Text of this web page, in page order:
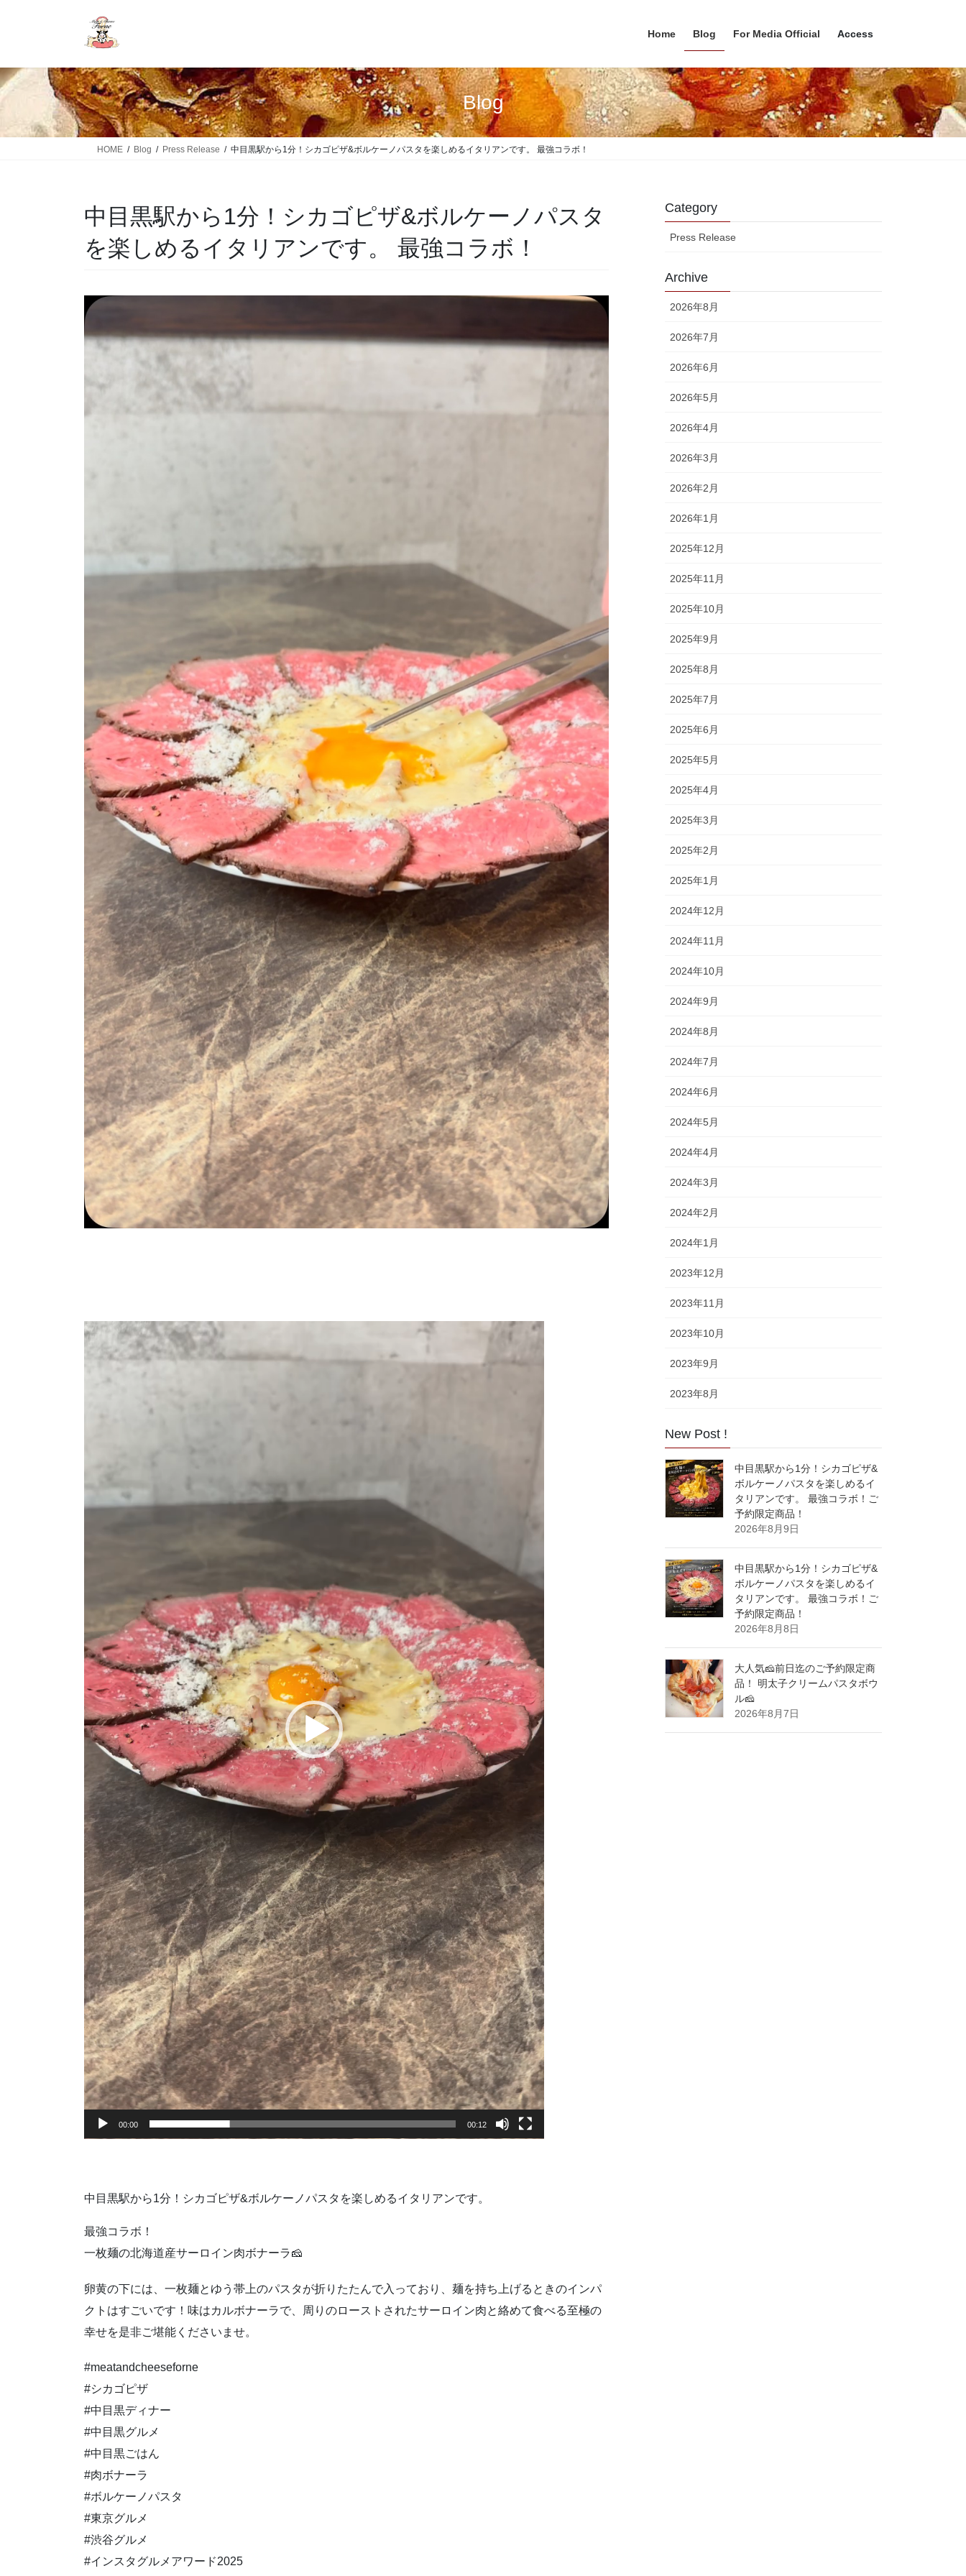
Home Blog For Media Official Access
Blog
HOME Blog Press Release 中目黒駅から1分！シカゴピザ&ボルケーノパスタを楽しめるイタリアンです。 最強コラボ！
中目黒駅から1分！シカゴピザ&ボルケーノパスタ
を楽しめるイタリアンです。 最強コラボ！
動
画
00:00 00:12
中目黒駅から1分！シカゴピザ&ボルケーノパスタを楽しめるイタリアンです。
最強コラボ！
一枚麺の北海道産サーロイン肉ボナーラ🧀
卵黄の下には、一枚麺とゆう帯上のパスタが折りたたんで入っており、麺を持ち上げるときのインパ
クトはすごいです！味はカルボナーラで、周りのローストされたサーロイン肉と絡めて食べる至極の
幸せを是非ご堪能くださいませ。
#meatandcheeseforne
#シカゴピザ
#中目黒ディナー
#中目黒グルメ
#中目黒ごはん
#肉ボナーラ
#ボルケーノパスタ
#東京グルメ
#渋谷グルメ
#インスタグルメアワード2025
Category
Press Release
Archive
2026年8月
2026年7月
2026年6月
2026年5月
2026年4月
2026年3月
2026年2月
2026年1月
2025年12月
2025年11月
2025年10月
2025年9月
2025年8月
2025年7月
2025年6月
2025年5月
2025年4月
2025年3月
2025年2月
2025年1月
2024年12月
2024年11月
2024年10月
2024年9月
2024年8月
2024年7月
2024年6月
2024年5月
2024年4月
2024年3月
2024年2月
2024年1月
2023年12月
2023年11月
2023年10月
2023年9月
2023年8月
New Post !
中目黒駅から1分！シカゴピザ&
ボルケーノパスタを楽しめるイ
タリアンです。 最強コラボ！ご
予約限定商品！
2026年8月9日
中目黒駅から1分！シカゴピザ&
ボルケーノパスタを楽しめるイ
タリアンです。 最強コラボ！ご
予約限定商品！
2026年8月8日
大人気🧀前日迄のご予約限定商
品！ 明太子クリームパスタボウ
ル🧀
2026年8月7日